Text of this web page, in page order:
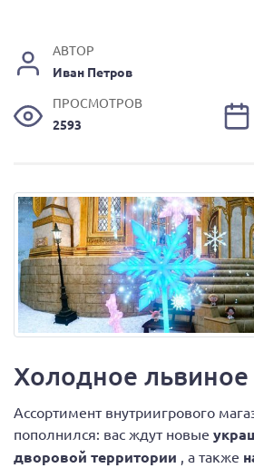
АВТОР
Иван Петров
ПРОСМОТРОВ
2593
Холодное львиное
Ассортимент внутриигрового
пополнился: вас ждут новые
дворовой территории
, а также